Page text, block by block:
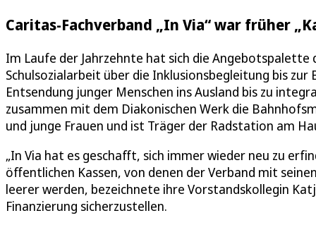
Caritas-Fachverband „In Via“ war früher
Im Laufe der Jahrzehnte hat sich die
Schulsozialarbeit über die Inklusionsbegleitung bis
Entsendung junger Menschen ins Ausland bis zu
zusammen mit dem Diakonischen Werk die
und junge Frauen und ist Träger der Radstation am
„In Via hat es geschafft, sich immer wieder neu zu
öffentlichen Kassen, von denen der Verband mit
leerer werden, bezeichnete ihre Vorstandskollegin
Finanzierung sicherzustellen.